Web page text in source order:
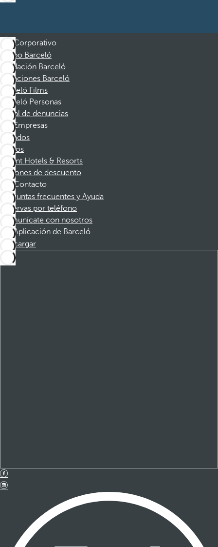
Corporativo
Grupo Barceló
Fundación Barceló
Vacaciones Barceló
Barceló Films
Barceló Personas
Canal de denuncias
Empresas
Afiliados
Socios
Dorint Hotels & Resorts
Cupones de descuento
Contacto
Preguntas frecuentes y Ayuda
Reservas por teléfono
Comunícate con nosotros
Aplicación de Barceló
Descargar